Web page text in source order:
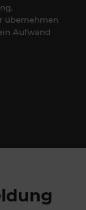
übernehmen
Aufwand